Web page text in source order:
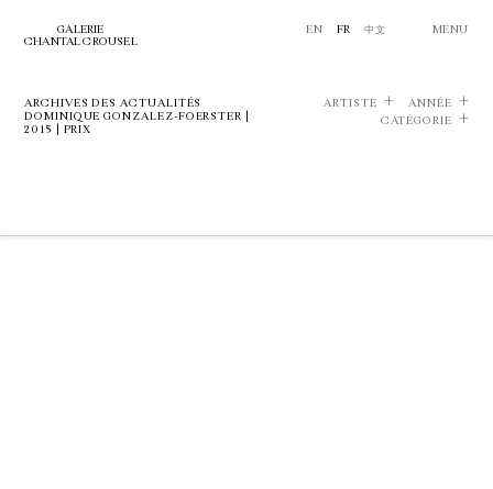
GALERIE
CHANTAL CROUSEL
EN FR 中文 MENU
ARCHIVES DES ACTUALITÉS
DOMINIQUE GONZALEZ-FOERSTER |
2015 | PRIX
ARTISTE
ANNÉE
CATÉGORIE